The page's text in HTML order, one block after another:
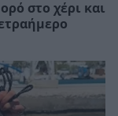
στο χέρι και